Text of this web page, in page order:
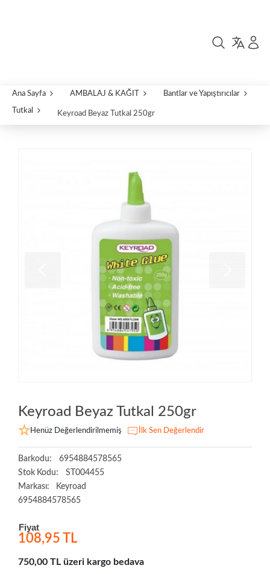
Ana Sayfa AMBALAJ & KAĞIT Bantlar ve Yapıştırıcılar
Tutkal Keyroad Beyaz Tutkal 250gr
Keyroad Beyaz Tutkal 250gr
Henüz Değerlendirilmemiş İlk Sen Değerlendir
Barkodu:
6954884578565
Stok Kodu:
ST004455
Markası:
Keyroad
6954884578565
Fiyat
108,95 TL
750,00 TL üzeri kargo bedava